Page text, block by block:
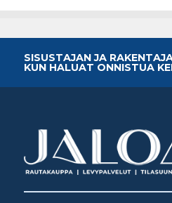
SISUSTAJAN JA
KUN HALUAT ONNISTUA